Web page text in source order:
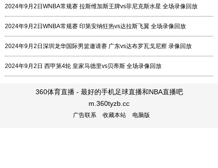
2024年9月2日WNBA常规赛 拉斯维加斯王牌vs菲尼克斯水星 全场录像回放
2024年9月2日WNBA常规赛 印第安纳狂热vs达拉斯飞翼 全场录像回放
2024年9月2日深圳龙华国际男篮邀请赛 广东vs达布罗瓦戈尼察 录像回放
2024年9月2日 西甲第4轮 皇家马德里vs贝蒂斯 全场录像回放
360体育直播 - 最好的手机足球直播和NBA直播吧
m.360tyzb.cc
广告联系 收藏本站 电脑版